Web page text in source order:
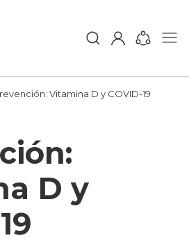
Vitamina D y COVID-19
D y